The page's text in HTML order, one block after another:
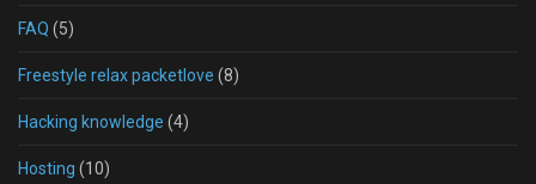
FAQ (5)
Freestyle relax packetlove (8)
Hacking knowledge (4)
Hosting (10)